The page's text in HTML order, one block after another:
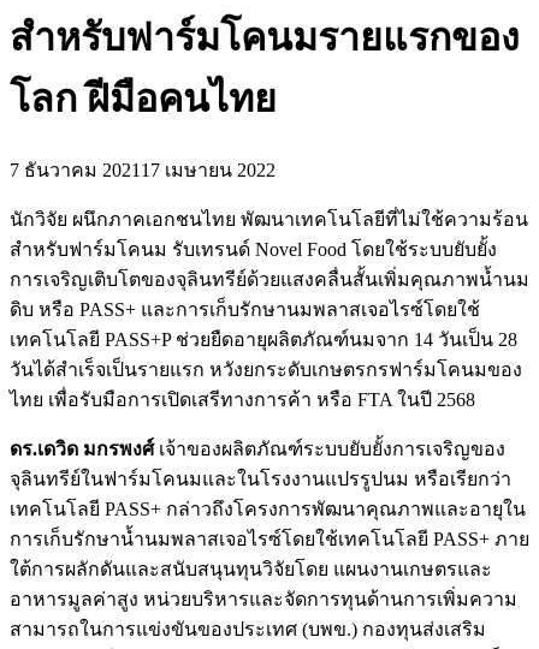
สำหรับฟาร์มโคนมรายแรกของ
โลก ฝีมือคนไทย
7 ธันวาคม 2021 17 เมษายน 2022
นักวิจัย ผนึกภาคเอกชนไทย พัฒนาเทคโนโลยีที่ไม่ใช้ความร้อน
สำหรับฟาร์มโคนม รับเทรนด์ Novel Food โดยใช้ระบบยับยั้ง
การเจริญเติบโตของจุลินทรีย์ด้วยแสงคลื่นสั้นเพิ่มคุณภาพน้ำนม
ดิบ หรือ PASS+ และการเก็บรักษานมพลาสเจอไรซ์โดยใช้
เทคโนโลยี PASS+P ช่วยยืดอายุผลิตภัณฑ์นมจาก 14 วันเป็น 28
วันได้สำเร็จเป็นรายแรก หวังยกระดับเกษตรกรฟาร์มโคนมของ
ไทย เพื่อรับมือการเปิดเสรีทางการค้า หรือ FTA ในปี 2568
ดร.เดวิด มกรพงศ์เจ้าของผลิตภัณฑ์ระบบยับยั้งการเจริญของ
จุลินทรีย์ในฟาร์มโคนมและในโรงงานแปรรูปนม หรือเรียกว่า
เทคโนโลยี PASS+ กล่าวถึงโครงการพัฒนาคุณภาพและอายุใน
การเก็บรักษาน้ำนมพลาสเจอไรซ์โดยใช้เทคโนโลยี PASS+ ภาย
ใต้การผลักดันและสนับสนุนทุนวิจัยโดย แผนงานเกษตรและ
อาหารมูลค่าสูง หน่วยบริหารและจัดการทุนด้านการเพิ่มความ
สามารถในการแข่งขันของประเทศ (บพข.) กองทุนส่งเสริม